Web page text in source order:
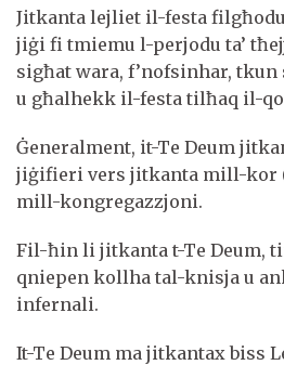
Jitkanta lejliet il-festa
jiġi fi tmiemu l-perjodu ta’
sigħat wara, f’nofsinhar,
u għalhekk il-festa tilħaq il-
Ġeneralment, it-Te Deum
jiġifieri vers jitkanta mill-kor
mill-kongregazzjoni.
Fil-ħin li jitkanta t-Te Deum,
qniepen kollha tal-knisja u
infernali.
It-Te Deum ma jitkantax biss